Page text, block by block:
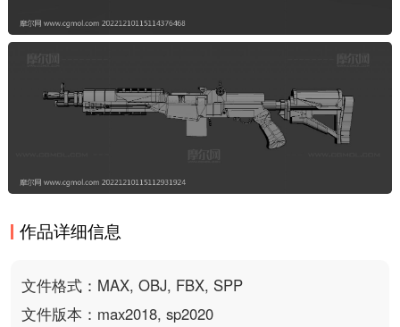
作品详细信息
文件格式：MAX, OBJ, FBX, SPP
文件版本：max2018, sp2020